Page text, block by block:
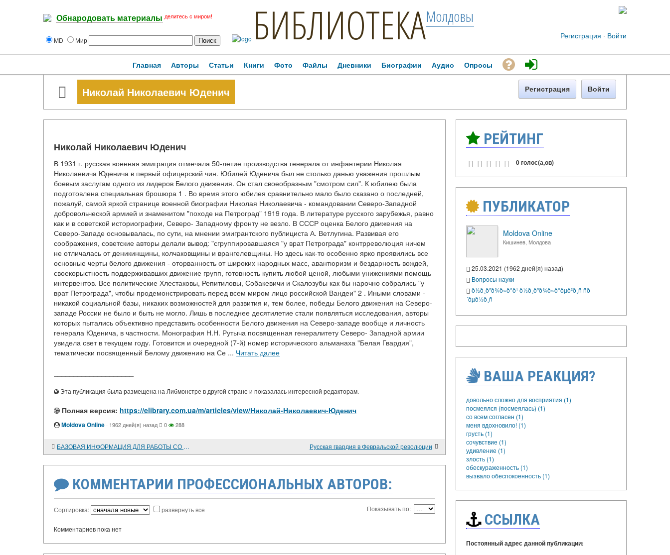
Обнародовать материалы делитесь с миром!
MD Мир БИБЛИОТЕКАМолдовы
Регистрация · Войти
Главная Авторы Статьи Книги Фото Файлы Дневники Биографии Аудио Опросы
Николай Николаевич Юденич Регистрация Войти
Николай Николаевич Юденич
В 1931 г. русская военная эмиграция отмечала 50-летие производства генерала от инфантерии Николая
Николаевича Юденича в первый офицерский чин. Юбилей Юденича был не столько данью уважения прошлым
боевым заслугам одного из лидеров Белого движения. Он стал своеобразным "смотром сил". К юбилею была
подготовлена специальная брошюра 1 . Во время этого юбилея сравнительно мало было сказано о последней,
пожалуй, самой яркой странице военной биографии Николая Николаевича - командовании Северо-Западной
добровольческой армией и знаменитом "походе на Петроград" 1919 года. В литературе русского зарубежья, равно
как и в советской историографии, Северо- Западному фронту не везло. В СССР оценка Белого движения на
Северо-Западе основывалась, по сути, на мнении эмигрантского публициста А. Ветлугина. Развивая его
соображения, советские авторы делали вывод: "сгруппировавшаяся "у врат Петрограда" контрреволюция ничем
не отличалась от деникинщины, колчаковщины и врангелевщины. Но здесь как-то особенно ярко проявились все
основные черты белого движения - оторванность от широких народных масс, авантюризм и бездарность вождей,
своекорыстность поддерживавших движение групп, готовность купить любой ценой, любыми унижениями помощь
интервентов. Все политические Хлестаковы, Репитиловы, Собакевичи и Скалозубы как бы нарочно собрались "у
врат Петрограда", чтобы продемонстрировать перед всем миром лицо российской Вандеи" 2 . Иными словами -
никакой социальной базы, никаких возможностей для развития и, тем более, победы Белого движения на Северо-
западе России не было и быть не могло. Лишь в последнее десятилетие стали появляться исследования, авторы
которых пытались объективно представить особенности Белого движения на Северо-западе вообще и личность
генерала Юденича, в частности. Монография Н.Н. Рутыча посвященная генералитету Северо- Западной армии
увидела свет в текущем году. Готовится и очередной (7-й) номер исторического альманаха "Белая Гвардия",
тематически посвященный Белому движению на Се ... Читать далее
Эта публикация была размещена на Либмонстре в другой стране и показалась интересной редакторам.
Полная версия: https://elibrary.com.ua/m/articles/view/Николай-Николаевич-Юденич
Moldova Online · 1962 дней(я) назад 0 288
БАЗОВАЯ ИНФОРМАЦИЯ ДЛЯ РАБОТЫ СО СВЕТОВЫМ МИКРОСКОПОМ Русская гвардия в Февральской революции
КОММЕНТАРИИ ПРОФЕССИОНАЛЬНЫХ АВТОРОВ:
Сортировка: развернуть все Показывать по:
Комментариев пока нет
РЕЙТИНГ
0 голос(а,ов)
ПУБЛИКАТОР
Moldova Online
Кишинев, Молдова
25.03.2021 (1962 дней(я) назад)
Вопросы науки
ð½ð¸ðºð¾ð»ð°ð¹ ð½ð¸ðºð¾ð»ð°ðµð²ð¸ñ ñð
´ðµð½ð¸ñ
ВАША РЕАКЦИЯ?
довольно сложно для восприятия (1)
посмеялся (посмеялась) (1)
со всем согласен (1)
меня вдохновило! (1)
грусть (1)
сочувствие (1)
удивление (1)
злость (1)
обескураженность (1)
вызвало обеспокоенность (1)
ССЫЛКА
Постоянный адрес данной публикации: